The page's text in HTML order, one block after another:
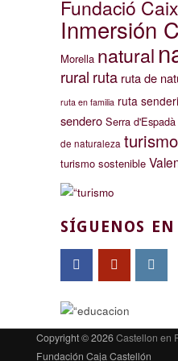
Fundació
Inmersión
Morella natural
rural ruta ruta de
ruta en familia ruta
sendero Serra d'Espadà
de naturaleza
turismo sostenible
SÍGUENOS
Copyright © 2026Castellon en
Fundación Caja Castellón